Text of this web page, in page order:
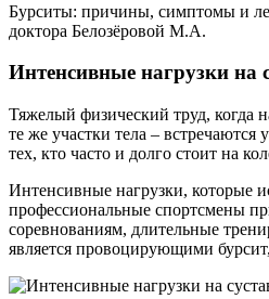
Бурситы: причины, симптомы и
доктора Белозёровой М.А.
Интенсивные нагрузки на
Тяжелый физический труд, когда
те же участки тела – встречаются
тех, кто часто и долго стоит на
Интенсивные нагрузки, которые
профессиональные спортсмены
соревнованиям, длительные
является провоцирующими